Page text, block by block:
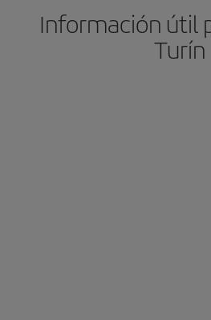
Información útil
Turín